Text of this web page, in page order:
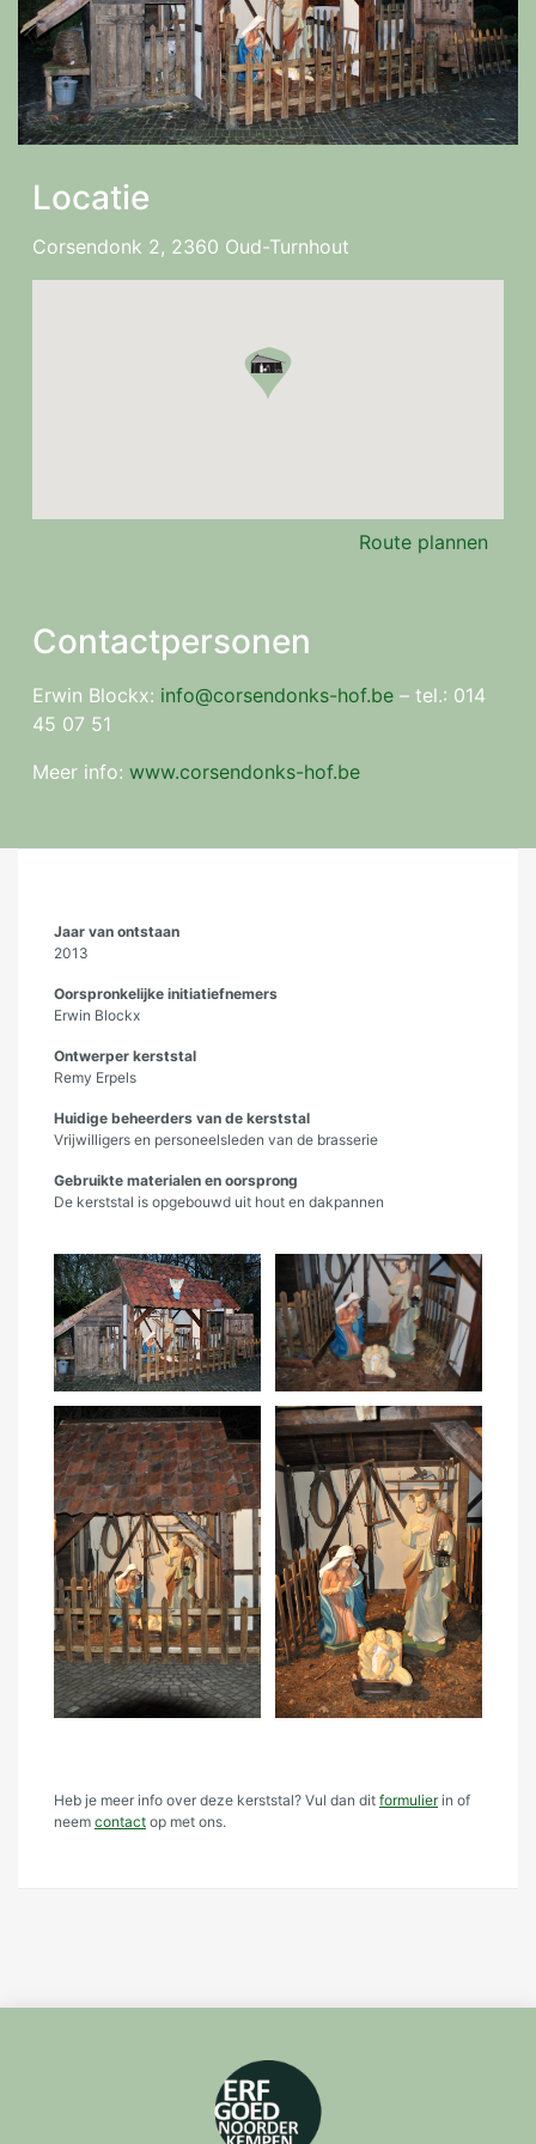
Jaar van ontstaan
2013
Oorspronkelijke initiatiefnemers
Erwin Blockx
Ontwerper kerststal
Remy Erpels
Huidige beheerders van de kerststal
Vrijwilligers en personeelsleden van de brasserie
Gebruikte materialen en oorsprong
De kerststal is opgebouwd uit hout en dakpannen
Heb je meer info over deze kerststal? Vul dan dit formulierin of
neem contact op met ons.
Locatie
Corsendonk 2, 2360 Oud-Turnhout
Route plannen
Contactpersonen
Erwin Blockx: info@corsendonks-hof.be – tel.: 014
45 07 51
Meer info: www.corsendonks-hof.be